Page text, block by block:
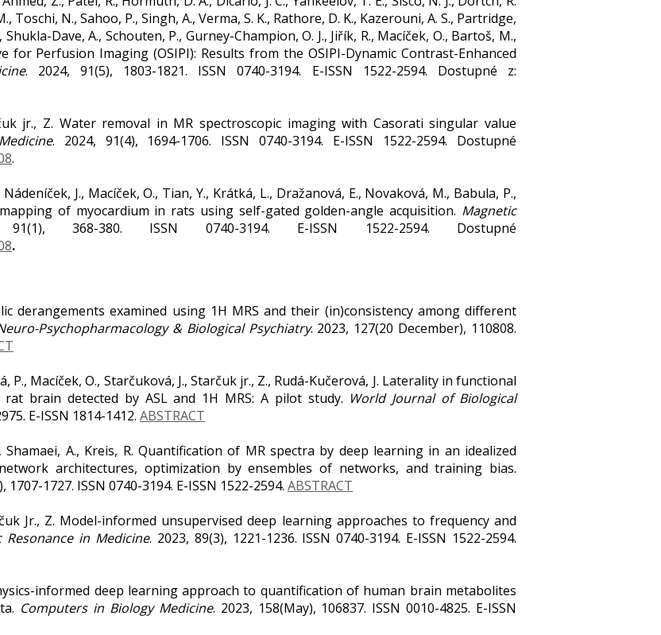
Toschi, N., Sahoo, P., Singh, A., Verma, S. K., Rathore, D. K., Kazerouni, A. S., Partridge,
Shukla-Dave, A., Schouten, P., Gurney-Champion, O. J., Jiřík, R., Macíček, O., Bartoš, M.,
for Perfusion Imaging (OSIPI): Results from the OSIPI-Dynamic Contrast-Enhanced
. 2024, 91(5), 1803-1821. ISSN 0740-3194. E-ISSN 1522-2594. Dostupné z:
jr., Z. Water removal in MR spectroscopic imaging with Casorati singular value
. 2024, 91(4), 1694-1706. ISSN 0740-3194. E-ISSN 1522-2594. Dostupné
.
J., Macíček, O., Tian, Y., Krátká, L., Dražanová, E., Novaková, M., Babula, P.,
of myocardium in rats using self-gated golden-angle acquisition. Magnetic
368-380. ISSN 0740-3194. E-ISSN 1522-2594. Dostupné
.
derangements examined using 1H MRS and their (in)consistency among different
Psychopharmacology & Biological Psychiatry. 2023, 127(20 December), 110808.
P., Macíček, O., Starčuková, J., Starčuk jr., Z., Rudá-Kučerová, J. Laterality in functional
brain detected by ASL and 1H MRS: A pilot study. World Journal of Biological
E-ISSN 1814-1412. ABSTRACT
Shamaei, A., Kreis, R. Quantification of MR spectra by deep learning in an idealized
architectures, optimization by ensembles of networks, and training bias.
1707-1727. ISSN 0740-3194. E-ISSN 1522-2594. ABSTRACT
Jr., Z. Model-informed unsupervised deep learning approaches to frequency and
Resonance in Medicine. 2023, 89(3), 1221-1236. ISSN 0740-3194. E-ISSN 1522-2594.
informed deep learning approach to quantification of human brain metabolites
Computers in Biology Medicine. 2023, 158(May), 106837. ISSN 0010-4825. E-ISSN